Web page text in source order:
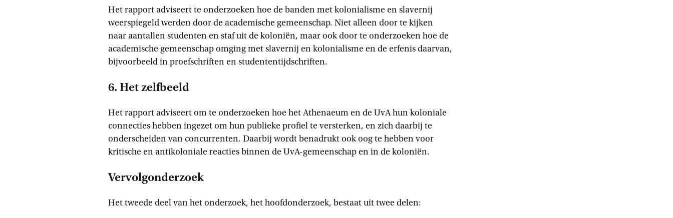
Het rapport adviseert te onderzoeken hoe de banden met kolonialisme en slavernij
weerspiegeld werden door de academische gemeenschap. Niet alleen door te kijken
naar aantallen studenten en staf uit de koloniën, maar ook door te onderzoeken hoe de
academische gemeenschap omging met slavernij en kolonialisme en de erfenis daarvan,
bijvoorbeeld in proefschriften en studententijdschriften.
6. Het zelfbeeld
Het rapport adviseert om te onderzoeken hoe het Athenaeum en de UvA hun koloniale
connecties hebben ingezet om hun publieke profiel te versterken, en zich daarbij te
onderscheiden van concurrenten. Daarbij wordt benadrukt ook oog te hebben voor
kritische en antikoloniale reacties binnen de UvA-gemeenschap en in de koloniën.
Vervolgonderzoek
Het tweede deel van het onderzoek, het hoofdonderzoek, bestaat uit twee delen: